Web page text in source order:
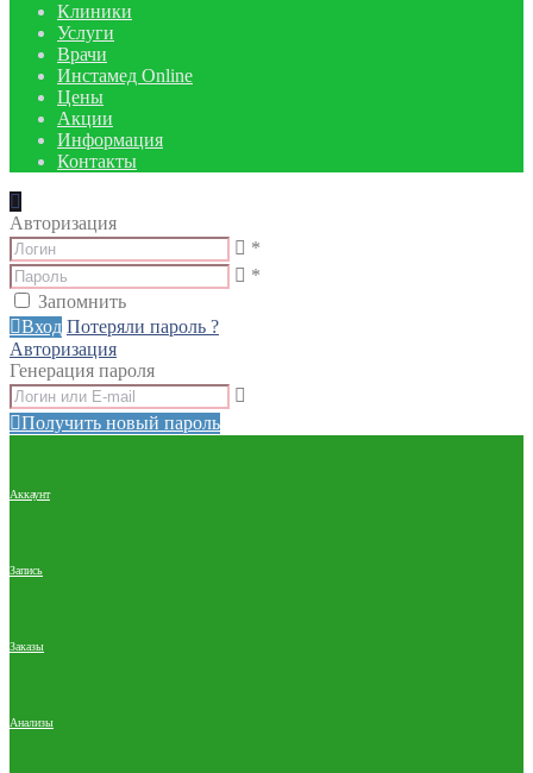
Клиники
Услуги
Врачи
Инстамед Online
Цены
Акции
Информация
Контакты
Авторизация
*
*
Запомнить
Вход Потеряли пароль ?
Авторизация
Генерация пароля
Получить новый пароль
Аккаунт
Запись
Заказы
Анализы